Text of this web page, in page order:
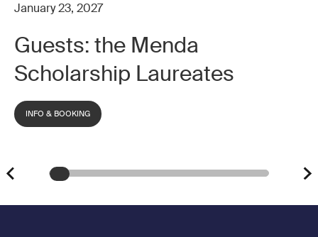
January 23, 2027
Guests: the Menda
Scholarship Laureates
INFO & BOOKING